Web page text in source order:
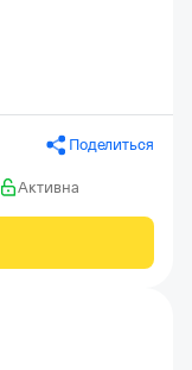
Поделиться
Активна